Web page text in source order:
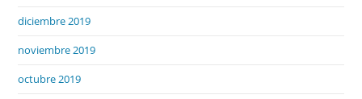
diciembre 2019
noviembre 2019
octubre 2019